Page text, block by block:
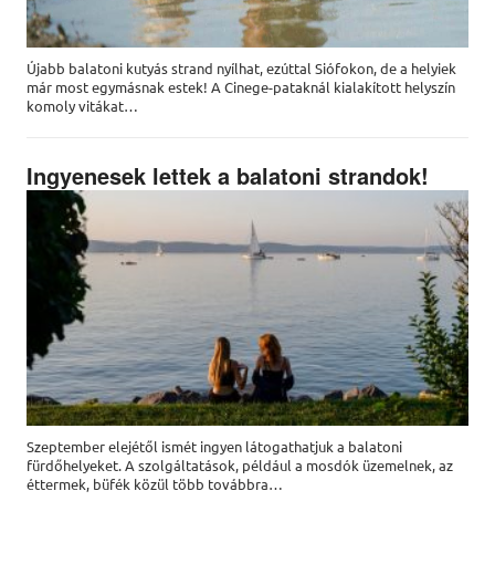
Újabb balatoni kutyás strand nyílhat, ezúttal Siófokon, de a helyiek
már most egymásnak estek! A Cinege-pataknál kialakított helyszín
komoly vitákat…
Ingyenesek lettek a balatoni strandok!
Szeptember elejétől ismét ingyen látogathatjuk a balatoni
fürdőhelyeket. A szolgáltatások, például a mosdók üzemelnek, az
éttermek, büfék közül több továbbra…